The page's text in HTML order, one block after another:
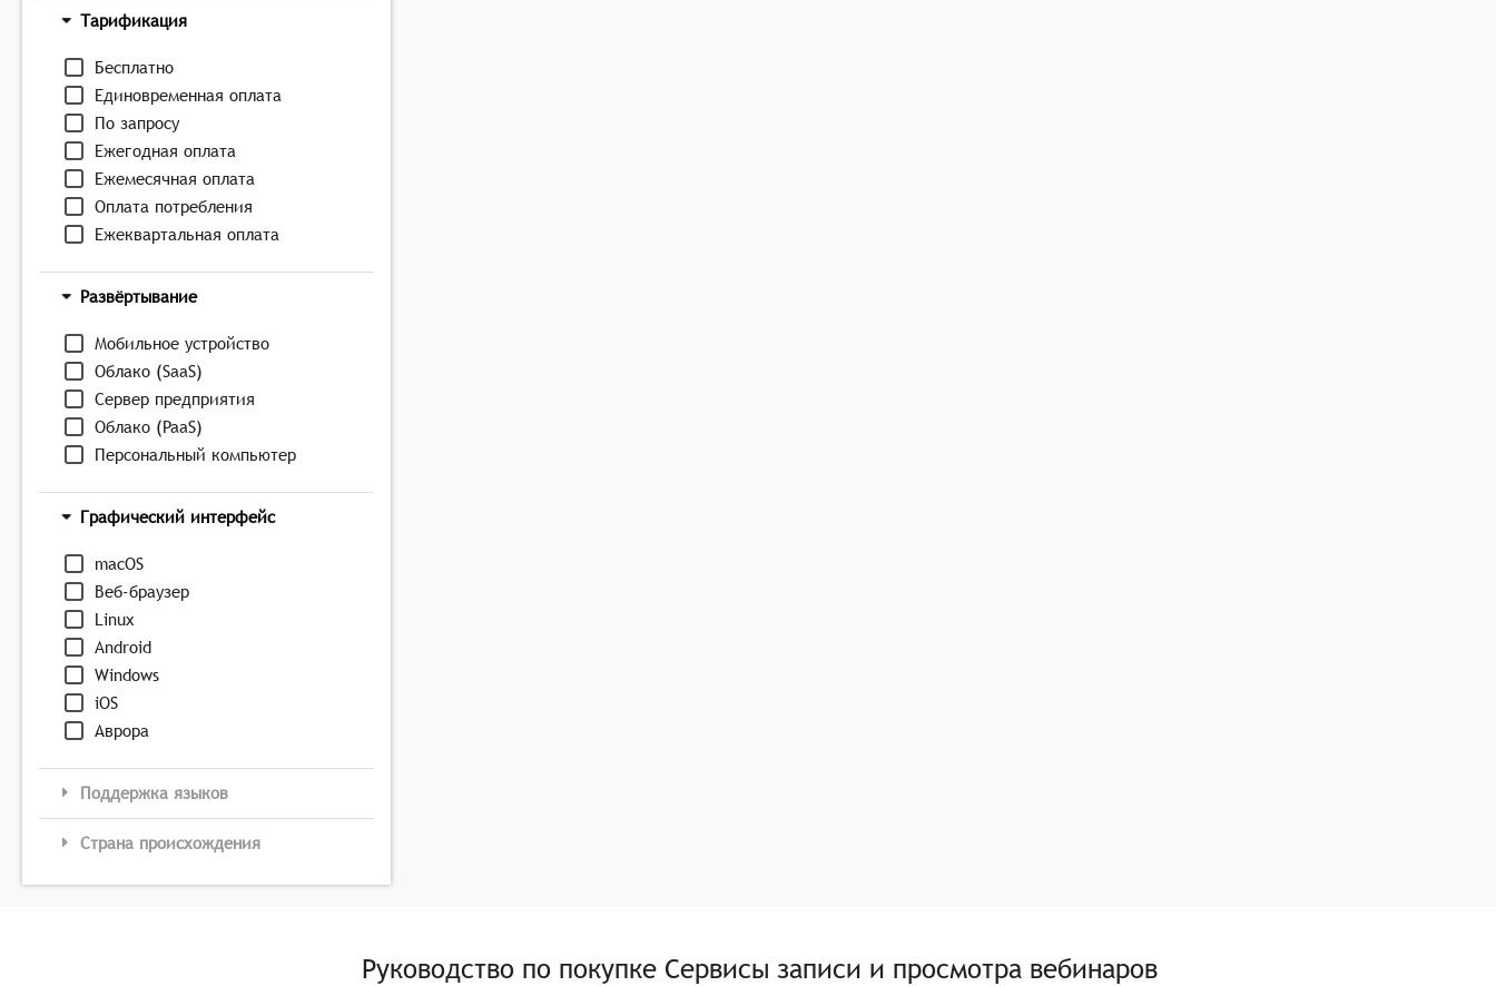
Тарификация
Бесплатно
Единовременная оплата
По запросу
Ежегодная оплата
Ежемесячная оплата
Оплата потребления
Ежеквартальная оплата
Развёртывание
Мобильное устройство
Облако (SaaS)
Сервер предприятия
Облако (PaaS)
Персональный компьютер
Графический интерфейс
macOS
Веб-браузер
Linux
Android
Windows
iOS
Аврора
Поддержка языков
Страна происхождения
Руководство по покупке Сервисы записи и просмотра вебинаров